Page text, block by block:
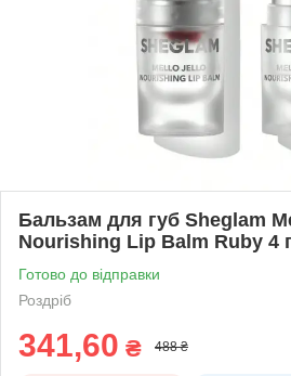
Бальзам для губ Sheglam
Nourishing Lip Balm Ruby 4 г
Готово до відправки
Роздріб
341,60 ₴ 488 ₴